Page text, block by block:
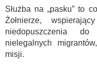
Służba na „pasku” to
Żołnierze,
niedopuszczenia
nielegalnych
misji.